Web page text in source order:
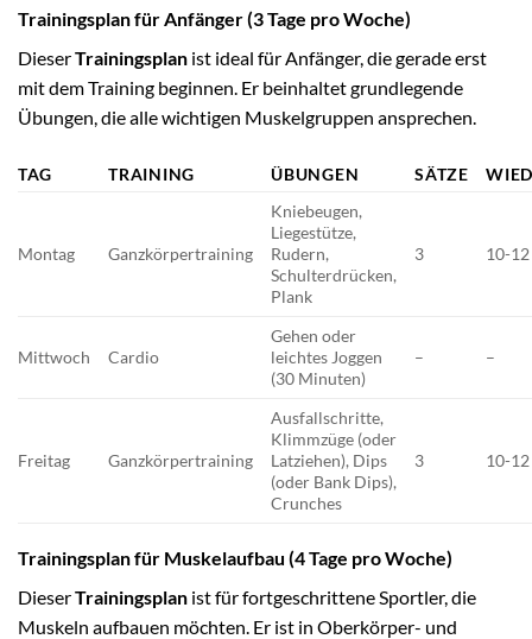
Trainingsplan für Anfänger (3 Tage pro Woche)
DieserTrainingsplan ist ideal für Anfänger, die gerade erst
mit dem Training beginnen. Er beinhaltet grundlegende
Übungen, die alle wichtigen Muskelgruppen ansprechen.
TAG TRAINING ÜBUNGEN SÄTZE
Montag Ganzkörpertraining
Kniebeugen,
Liegestütze,
Rudern,
Schulterdrücken,
Plank
3 10-12
Mittwoch Cardio
Gehen oder
leichtes Joggen
(30 Minuten)
– –
Freitag Ganzkörpertraining
Ausfallschritte,
Klimmzüge (oder
Latziehen), Dips
(oder Bank Dips),
Crunches
3 10-12
Trainingsplan für Muskelaufbau (4 Tage pro Woche)
DieserTrainingsplan ist für fortgeschrittene Sportler, die
Muskeln aufbauen möchten. Er ist in Oberkörper- und